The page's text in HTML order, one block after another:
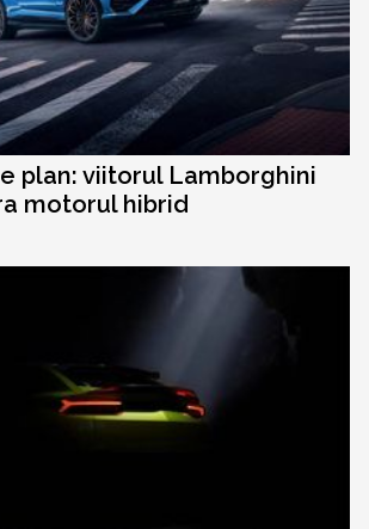
plan: viitorul Lamborghini
motorul hibrid